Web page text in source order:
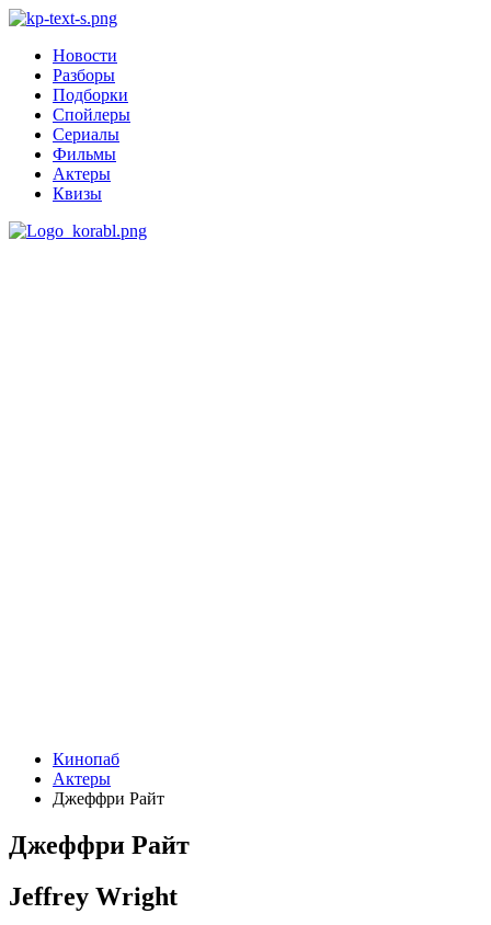
Новости
Разборы
Подборки
Спойлеры
Сериалы
Фильмы
Актеры
Квизы
Кинопаб
Актеры
Джеффри Райт
Джеффри Райт
Jeffrey Wright